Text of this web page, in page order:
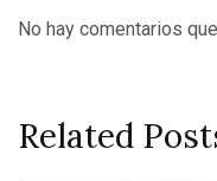
No hay comentarios
Related